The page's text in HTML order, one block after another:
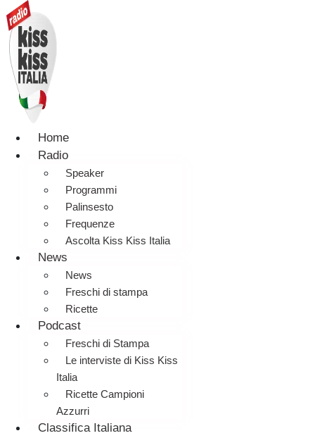
Home
Radio
Speaker
Programmi
Palinsesto
Frequenze
Ascolta Kiss Kiss Italia
News
News
Freschi di stampa
Ricette
Podcast
Freschi di Stampa
Le interviste di Kiss Kiss
Italia
Ricette Campioni
Azzurri
Classifica Italiana